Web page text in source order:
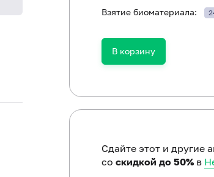
Не курить в течение 30 минут до
Взятие биоматериала:
В корзину
Сдайте этот и другие
со скидкой до 50% в